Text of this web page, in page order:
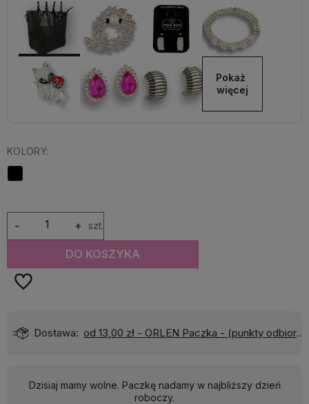
Pokaż
więcej
KOLORY:
+
- szt.
DO KOSZYKA
Dostawa: od 13,00 zł - ORLEN Paczka - (punkty odbioru)
Dzisiaj mamy wolne. Paczkę nadamy w najbliższy dzień
roboczy.